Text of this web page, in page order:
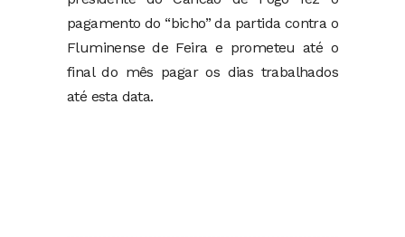
pagamento do “bicho” da partida contra o
Fluminense de Feira e prometeu até o
final do mês pagar os dias trabalhados
até esta data.